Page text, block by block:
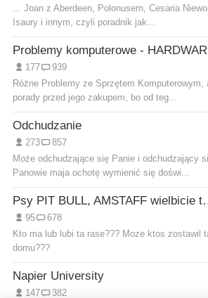
... Joan z Aberdeen, Polonusem, Cesaria
Isaury i innym, czyli poradnik jak...
Problemy komputerowe -
177
939
Różne Problemy ze Sprzętem Komputerowym,
porady przed jego zakupem, bo od teg...
Odchudzanie
273
857
Może odchudzające się Panie i odchudzający
Panowie maja ochotę wymienić się doświ...
Psy PIT
95
678
Kto ma lub lubi ta rase??? Moze ktos zostawil
domu???
Napier University
147 382